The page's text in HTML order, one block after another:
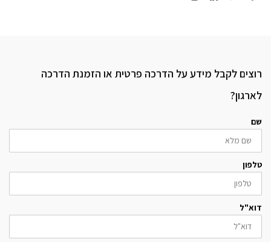
רוצים לקבל מידע על הדרכה פרטית או הזמנת הדרכה
לארגון?
שם
טלפון
דוא"ל